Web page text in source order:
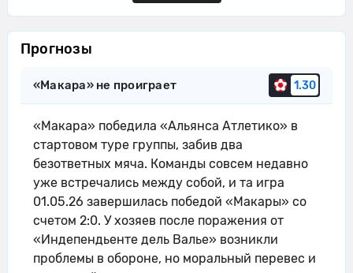
Прогнозы
«Макара» не проиграет 1.30
«Макара» победила «Альянса Атлетико» в
стартовом туре группы, забив два
безответных мяча. Команды совсем недавно
уже встречались между собой, и та игра
01.05.26 завершилась победой «Макары» со
счетом 2:0. У хозяев после поражения от
«Индепендьенте дель Валье» возникли
проблемы в обороне, но моральный перевес и